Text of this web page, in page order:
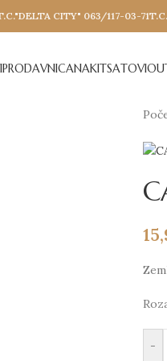
CITY" 063/117-03-71
PRODAVNICANAKITSATOVI
-